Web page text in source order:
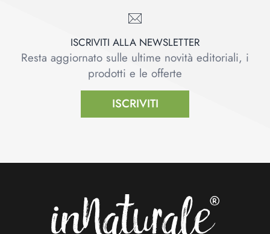
ISCRIVITI ALLA NEWSLETTER
Resta aggiornato sulle ultime novità editoriali, i
prodotti e le offerte
ISCRIVITI